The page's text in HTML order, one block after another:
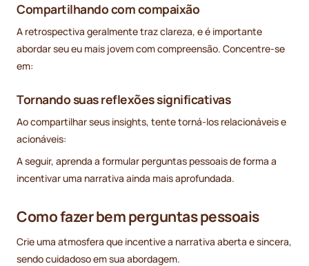
Compartilhando com compaixão
A retrospectiva geralmente traz clareza, e é importante
abordar seu eu mais jovem com compreensão. Concentre-se
em:
Tornando suas reflexões significativas
Ao compartilhar seus insights, tente torná-los relacionáveis e
acionáveis:
A seguir, aprenda a formular perguntas pessoais de forma a
incentivar uma narrativa ainda mais aprofundada.
Como fazer bem perguntas pessoais
Crie uma atmosfera que incentive a narrativa aberta e sincera,
sendo cuidadoso em sua abordagem.